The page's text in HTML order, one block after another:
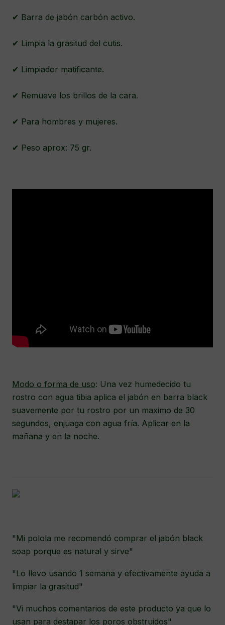
✔ Barra de jabón carbón activo.
✔ Limpia la grasitud del cutis.
✔ Limpiador matificante.
✔ Remueve los brillos de la cara.
✔ Para hombres y mujeres.
✔ Peso aprox: 75 gr.
Modo o forma de uso: Una vez humedecido tu
rostro con agua tibia aplica el jabón en barra black
suavemente por tu rostro por un maximo de 30
segundos, enjuaga con agua fría. Aplicar en la
mañana y en la noche.
"Mi polola me recomendó comprar el jabón black
soap porque es natural y sirve"
"Lo llevo usando 1 semana y efectivamente ayuda a
limpiar la grasitud"
"Vi muchos comentarios de este producto ya que lo
usan para destapar los poros obstruidos"